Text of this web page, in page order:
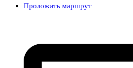
Проложить маршрут